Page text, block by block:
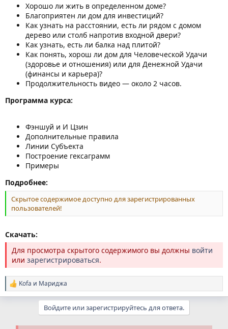
Хорошо ли жить в определенном доме?
Благоприятен ли дом для инвестиций?
Как узнать на расстоянии, есть ли рядом с домом
дерево или столб напротив входной двери?
Как узнать, есть ли балка над плитой?
Как понять, хорош ли дом для Человеческой Удачи
(здоровье и отношения) или для Денежной Удачи
(финансы и карьера)?
Продолжительность видео — около 2 часов.
Программа курса:
Фэншуй и И Цзин
Дополнительные правила
Линии Субъекта
Построение гексаграмм
Примеры
Подробнее:
Скрытое содержимое доступно для зарегистрированных
пользователей!
Скачать:
Для просмотра скрытого содержимого вы должны войти
или зарегистрироваться.
Р
е
Kofa и Мариджа
Войдите или зарегистрируйтесь для ответа.